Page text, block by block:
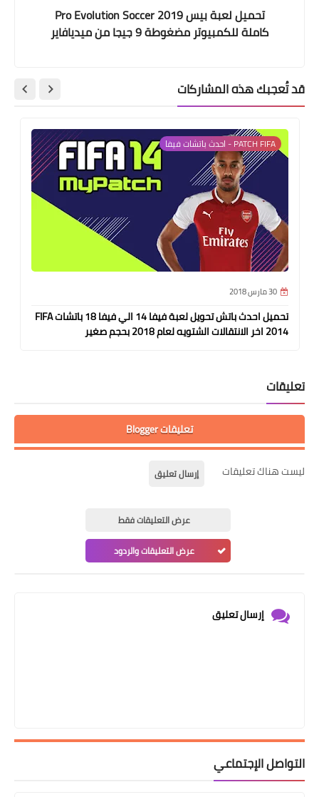
تحميل لعبة بيس Pro Evolution Soccer 2019
كاملة للكمبيوتر مضغوطة 9 جيجا من ميديافاير
قد تُعجبك هذه المشاركات
PATCH FIFA - احدث باتشات فيفا
30 مارس 2018
تحميل احدث باتش تحويل لعبة فيفا 14 الي فيفا 18 باتشات FIFA
2014 اخر الانتقالات الشتويه لعام 2018 بحجم صغير
تعليقات
تعليقات Blogger
ليست هناك تعليقات إرسال تعليق
عرض التعليقات فقط
عرض التعليقات والردود
إرسال تعليق
التواصل الإجتماعي